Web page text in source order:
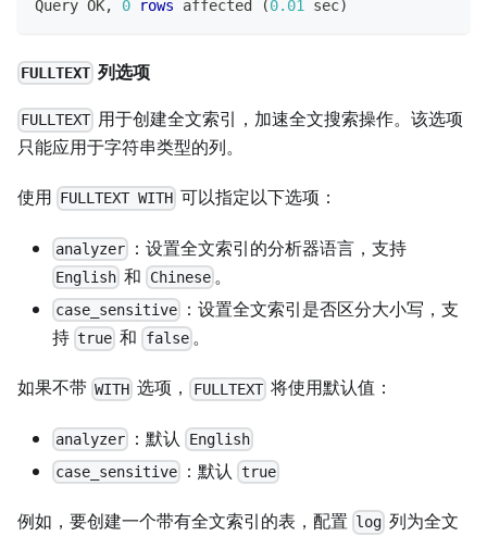
Query OK, 0 rows affected (0.01 sec)
FULLTEXT 列选项
FULLTEXT 用于创建全文索引，加速全文搜索操作。该选项
只能应用于字符串类型的列。
使用 FULLTEXT WITH 可以指定以下选项：
analyzer ：设置全文索引的分析器语言，支持
English 和 Chinese。
case_sensitive
：设置全文索引是否区分大小写，支
持 true 和 false。
如果不带 WITH 选项， FULLTEXT将使用默认值：
analyzer ：默认 English
case_sensitive
：默认 true
例如，要创建一个带有全文索引的表，配置 log 列为全文